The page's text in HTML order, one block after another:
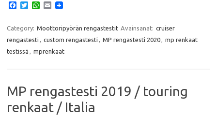
e
o
o
T
t
e
r
W
t
A
p
E
i
l
Category: Moottoripyörän rengastestit Avainsanat: cruiser
rengastesti , custom rengastesti , MP rengastesti 2020, mp renkaat
testissä , mprenkaat
MP rengastesti 2019 / touring
renkaat / Italia